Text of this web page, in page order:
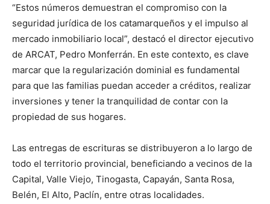
“Estos números demuestran el compromiso con la
seguridad jurídica de los catamarqueños y el impulso al
mercado inmobiliario local”, destacó el director ejecutivo
de ARCAT, Pedro Monferrán. En este contexto, es clave
marcar que la regularización dominial es fundamental
para que las familias puedan acceder a créditos, realizar
inversiones y tener la tranquilidad de contar con la
propiedad de sus hogares.
Las entregas de escrituras se distribuyeron a lo largo de
todo el territorio provincial, beneficiando a vecinos de la
Capital, Valle Viejo, Tinogasta, Capayán, Santa Rosa,
Belén, El Alto, Paclín, entre otras localidades.